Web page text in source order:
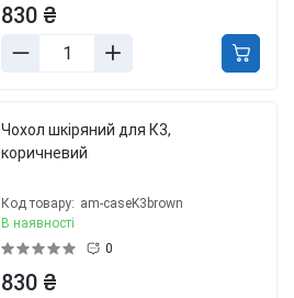
830 ₴
Чохол шкіряний для К3,
коричневий
Код товару: am-caseK3brown
В наявності
0
830 ₴